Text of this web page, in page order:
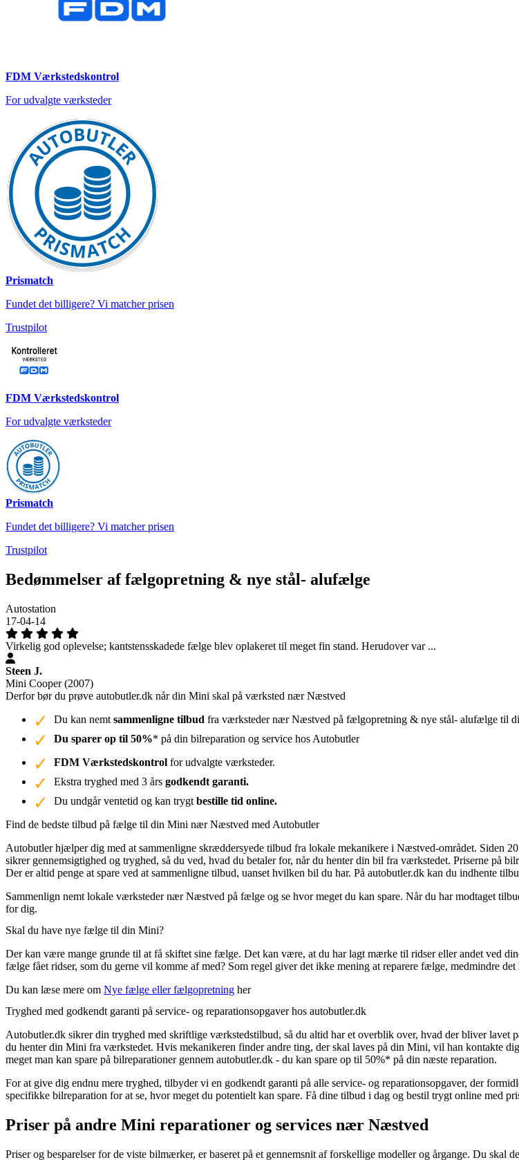
FDM Værkstedskontrol
For udvalgte værksteder
Prismatch
Fundet det billigere? Vi matcher prisen
Trustpilot
FDM Værkstedskontrol
For udvalgte værksteder
Prismatch
Fundet det billigere? Vi matcher prisen
Trustpilot
Bedømmelser af fælgopretning & nye stål- alufælge
Autostation
17-04-14
Virkelig god oplevelse; kantstensskadede fælge blev oplakeret til meget fin stand. Herudover var ...
Steen J.
Mini Cooper (2007)
Derfor bør du prøve autobutler.dk når din Mini skal på værksted nær Næstved
Du kan nemt sammenligne tilbud fra værksteder nær Næstved på fælgopretning & nye stål- alufælge til
Du sparer op til 50%* på din bilreparation og service hos Autobutler
FDM Værkstedskontrol for udvalgte værksteder.
Ekstra tryghed med 3 års godkendt garanti.
Du undgår ventetid og kan trygt bestille tid online.
Find de bedste tilbud på fælge til din Mini nær Næstved med Autobutler
Autobutler hjælper dig med at sammenligne skræddersyede tilbud fra lokale mekanikere i Næstved-området. Siden
sikrer gennemsigtighed og tryghed, så du ved, hvad du betaler for, når du henter din bil fra værkstedet. Priserne på
Der er altid penge at spare ved at sammenligne tilbud, uanset hvilken bil du har. På autobutler.dk kan du indhente
Sammenlign nemt lokale værksteder nær Næstved på fælge og se hvor meget du kan spare. Når du har modtaget
for dig.
Skal du have nye fælge til din Mini?
Der kan være mange grunde til at få skiftet sine fælge. Det kan være, at du har lagt mærke til ridser eller andet ved
fælge fået ridser, som du gerne vil komme af med? Som regel giver det ikke mening at reparere fælge, medmindre
Du kan læse mere om Nye fælge eller fælgopretning her
Tryghed med godkendt garanti på service- og reparationsopgaver hos autobutler.dk
Autobutler.dk sikrer din tryghed med skriftlige værkstedstilbud, så du altid har et overblik over, hvad der bliver
du henter din Mini fra værkstedet. Hvis mekanikeren finder andre ting, der skal laves på din Mini, vil han kontakte
meget man kan spare på bilreparationer gennem autobutler.dk - du kan spare op til 50%* på din næste reparation.
For at give dig endnu mere tryghed, tilbyder vi en godkendt garanti på alle service- og reparationsopgaver, der
specifikke bilreparation for at se, hvor meget du potentielt kan spare. Få dine tilbud i dag og bestil trygt online med
Priser på andre Mini reparationer og services nær Næstved
Priser og besparelser for de viste bilmærker, er baseret på et gennemsnit af forskellige modeller og årgange. Du skal